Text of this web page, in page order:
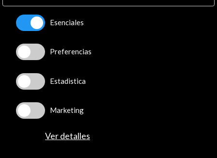
Conecta
X (Twitter)
Instagram
LinkedIn
Youtube
Spotify
Flickr
TikTok
Esenciales
Preferencias
Estadistica
Marketing
Ver detalles